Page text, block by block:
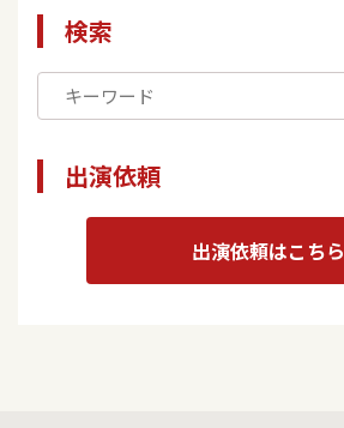
検索
出演依頼
出演依頼はこちら